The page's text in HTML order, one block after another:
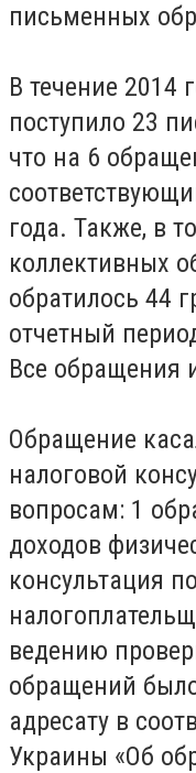
письменных
В течение 2014
поступило 23
что на 6
года. Также, в
коллективных
обратилось 44
отчетный
Все обращения
Обращение
налоговой
вопросам: 1
доходов
консультация
ведению
обращений
адресату в
Украины «Об